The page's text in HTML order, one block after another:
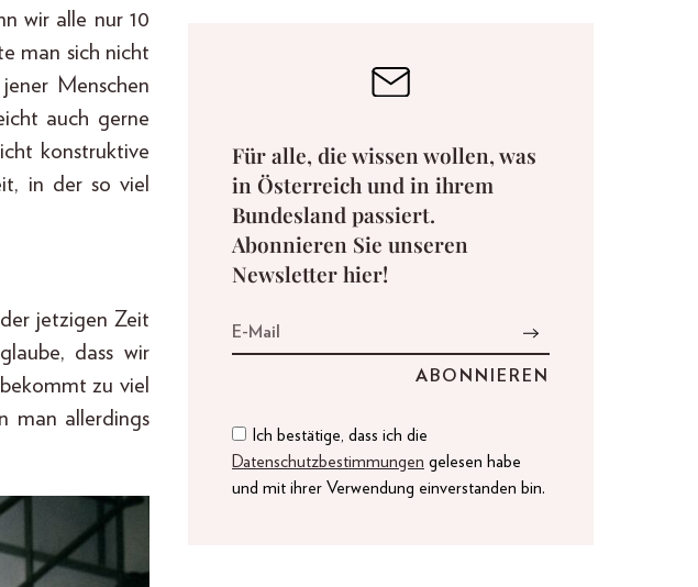
wir alle nur 10
man sich nicht
Menschen
auch gerne
konstruktive
in der so viel
jetzigen Zeit
dass wir
zu viel
man allerdings
Für alle, die wissen wollen, was
in Österreich und in ihrem
Bundesland passiert.
Abonnieren Sie unseren
Newsletter hier!
Ich bestätige, dass ich die
Datenschutzbestimmungen gelesen habe
und mit ihrer Verwendung einverstanden bin.